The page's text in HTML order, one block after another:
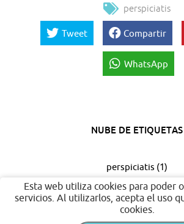
Esta web utiliza cookies para poder
servicios. Al utilizarlos, acepta el uso
cookies.
perspiciatis
Tweet Compartir
WhatsApp
NUBE DE ETIQUETAS
perspiciatis (1)